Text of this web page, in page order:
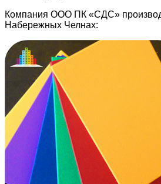
Компания ООО ПК «СДС»
Набережных Челнах: